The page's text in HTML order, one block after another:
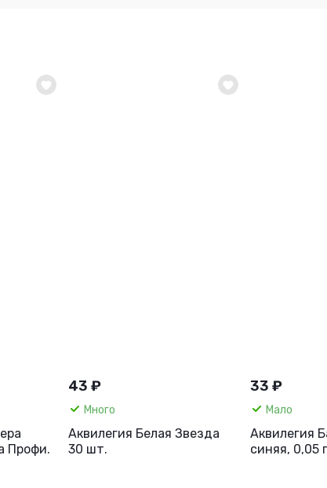
Профи.
43 ₽
Много
Аквилегия Белая Звезда
30 шт.
33 ₽
Мало
Аквилегия
синяя, 0,05